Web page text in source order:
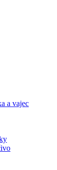
a vajec